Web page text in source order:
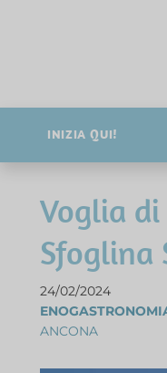
INIZIA QUI!
Voglia
Sfoglina
24/02/2024
ANCONA